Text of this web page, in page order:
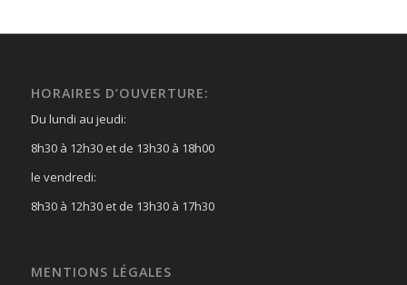
HORAIRES D’OUVERTURE:
Du lundi au jeudi:
8h30 à 12h30 et de 13h30 à 18h00
le vendredi:
8h30 à 12h30 et de 13h30 à 17h30
MENTIONS LÉGALES